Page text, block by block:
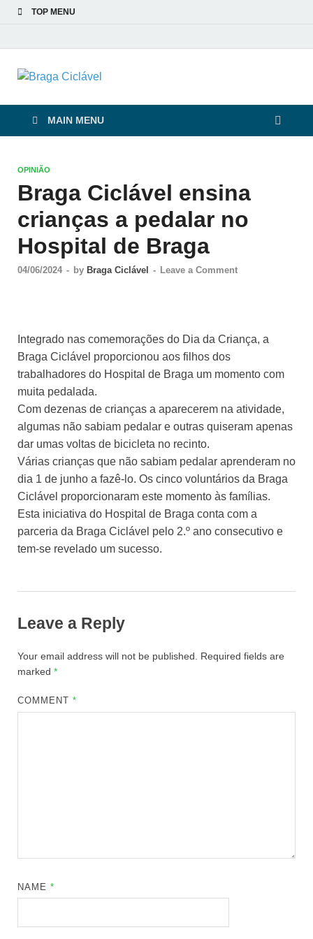
TOP MENU
Braga Ciclável
MAIN MENU
OPINIÃO
Braga Ciclável ensina
crianças a pedalar no
Hospital de Braga
04/06/2024 - by Braga Ciclável - Leave a Comment
Integrado nas comemorações do Dia da Criança, a
Braga Ciclável proporcionou aos filhos dos
trabalhadores do Hospital de Braga um momento com
muita pedalada.
Com dezenas de crianças a aparecerem na atividade,
algumas não sabiam pedalar e outras quiseram apenas
dar umas voltas de bicicleta no recinto.
Várias crianças que não sabiam pedalar aprenderam no
dia 1 de junho a fazê-lo. Os cinco voluntários da Braga
Ciclável proporcionaram este momento às famílias.
Esta iniciativa do Hospital de Braga conta com a
parceria da Braga Ciclável pelo 2.º ano consecutivo e
tem-se revelado um sucesso.
Leave a Reply
Your email address will not be published.
Required fields are
marked *
COMMENT*
NAME*